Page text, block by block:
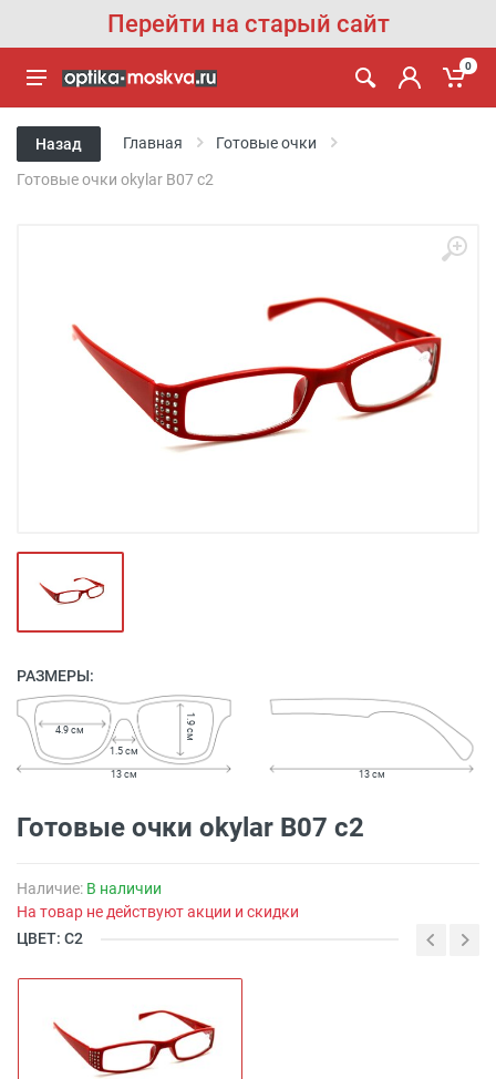
Перейти на старый сайт
0
Назад Главная Готовые очки
Готовые очки okylar B07 c2
РАЗМЕРЫ:
1.5 см
4.9 см 1.9 см
13 см 13 см
Готовые очки okylar B07 c2
Наличие: В наличии
На товар не действуют акции и скидки
ЦВЕТ: С2